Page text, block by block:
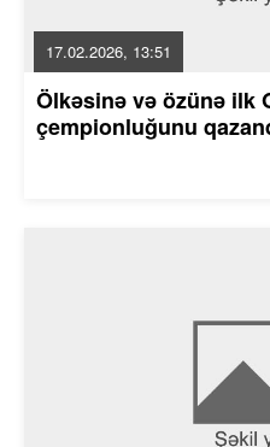
17.02.2026, 13:51
Ölkəsinə və özünə ilk
çempionluğunu